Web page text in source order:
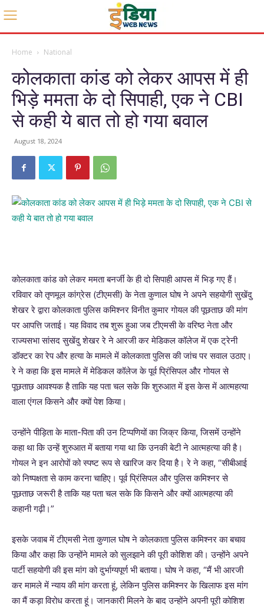
Home National
कोलकाता कांड को लेकर आपस में ही
भिड़े ममता के दो सिपाही, एक ने CBI
से कही ये बात तो हो गया बवाल
August 18, 2024
कोलकाता कांड को लेकर ममता बनर्जी के ही दो सिपाही आपस में भिड़ गए हैं।
रविवार को तृणमूल कांग्रेस (टीएमसी) के नेता कुणाल घोष ने अपने सहयोगी सुखेंदु
शेखर रे द्वारा कोलकाता पुलिस कमिश्नर विनीत कुमार गोयल की पूछताछ की मांग
पर आपत्ति जताई। यह विवाद तब शुरू हुआ जब टीएमसी के वरिष्ठ नेता और
राज्यसभा सांसद सुखेंदु शेखर रे ने आरजी कर मेडिकल कॉलेज में एक ट्रेनी
डॉक्टर का रेप और हत्या के मामले में कोलकाता पुलिस की जांच पर सवाल उठाए।
रे ने कहा कि इस मामले में मेडिकल कॉलेज के पूर्व प्रिंसिपल और गोयल से
पूछताछ आवश्यक है ताकि यह पता चल सके कि शुरुआत में इस केस में आत्महत्या
वाला एंगल किसने और क्यों पेश किया।
उन्होंने पीड़िता के माता-पिता की उन टिप्पणियों का जिक्र किया, जिसमें उन्होंने
कहा था कि उन्हें शुरुआत में बताया गया था कि उनकी बेटी ने आत्महत्या की है।
गोयल ने इन आरोपों को स्पष्ट रूप से खारिज कर दिया है। रे ने कहा, “सीबीआई
को निष्पक्षता से काम करना चाहिए। पूर्व प्रिंसिपल और पुलिस कमिश्नर से
पूछताछ जरूरी है ताकि यह पता चल सके कि किसने और क्यों आत्महत्या की
कहानी गढ़ी।”
इसके जवाब में टीएमसी नेता कुणाल घोष ने कोलकाता पुलिस कमिश्नर का बचाव
किया और कहा कि उन्होंने मामले को सुलझाने की पूरी कोशिश की। उन्होंने अपने
पार्टी सहयोगी की इस मांग को दुर्भाग्यपूर्ण भी बताया। घोष ने कहा, “मैं भी आरजी
कर मामले में न्याय की मांग करता हूं, लेकिन पुलिस कमिश्नर के खिलाफ इस मांग
का मैं कड़ा विरोध करता हूं। जानकारी मिलने के बाद उन्होंने अपनी पूरी कोशिश